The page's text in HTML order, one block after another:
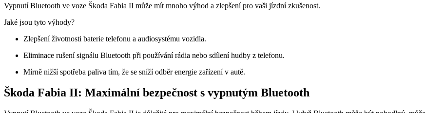
Vypnutí Bluetooth ve voze Škoda Fabia II může mít mnoho výhod a zlepšení pro vaši jízdní zkušenost.
Jaké jsou tyto výhody?
Zlepšení životnosti baterie telefonu a audiosystému vozidla.
Eliminace rušení signálu Bluetooth při používání rádia nebo sdílení hudby z telefonu.
Mírně nižší spotřeba paliva tím, že se sníží odběr energie zařízení v autě.
Škoda Fabia II: Maximální bezpečnost s vypnutým Bluetooth